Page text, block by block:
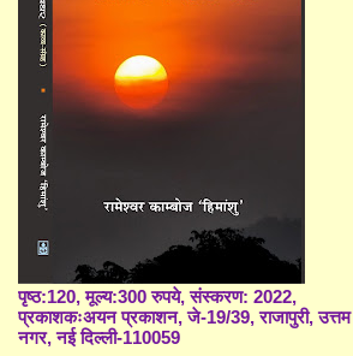
पृष्ठ:120, मूल्य:300 रुपये, संस्करण: 2022,
प्रकाशकःअयन प्रकाशन, जे-19/39, राजापुरी, उत्तम
नगर, नई दिल्ली-110059